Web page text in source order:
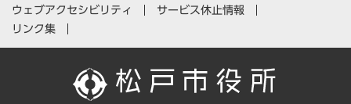
ウェブアクセシビリティ
サービス休止情報
リンク集